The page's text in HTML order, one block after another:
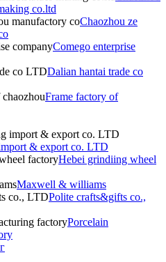
co.ltd
Chaozhou ze
Comego enterprise
Dalian hantai trade co
Frame factory of
& export co. LTD
Hebei grindiing wheel
Maxwell & williams
Polite crafts&gifts co.,
Porcelain